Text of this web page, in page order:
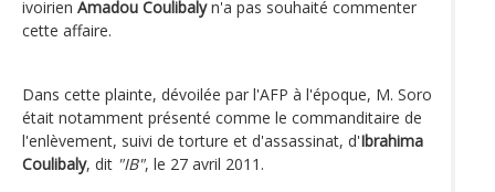
ivoirien Amadou Coulibalyn'a pas souhaité commenter
cette affaire.
Dans cette plainte, dévoilée par l'AFP à l'époque, M. Soro
était notamment présenté comme le commanditaire de
l'enlèvement, suivi de torture et d'assassinat, d'Ibrahima
Coulibaly, dit "IB", le 27 avril 2011.